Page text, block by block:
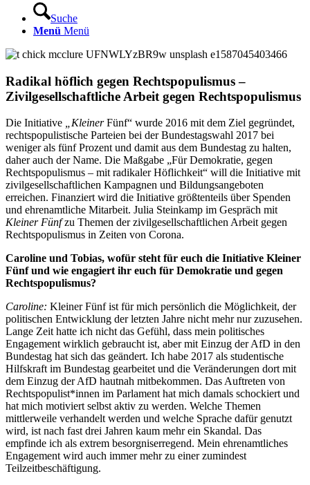
Suche
Menü Menü
Radikal höflich gegen Rechtspopulismus –
Zivilgesellschaftliche Arbeit gegen Rechtspopulismus
Die Initiative „KleinerFünf“ wurde 2016 mit dem Ziel gegründet,
rechtspopulistische Parteien bei der Bundestagswahl 2017 bei
weniger als fünf Prozent und damit aus dem Bundestag zu halten,
daher auch der Name. Die Maßgabe „Für Demokratie, gegen
Rechtspopulismus – mit radikaler Höflichkeit“ will die Initiative mit
zivilgesellschaftlichen Kampagnen und Bildungsangeboten
erreichen. Finanziert wird die Initiative größtenteils über Spenden
und ehrenamtliche Mitarbeit. Julia Steinkamp im Gespräch mit
Kleiner Fünfzu Themen der zivilgesellschaftlichen Arbeit gegen
Rechtspopulismus in Zeiten von Corona.
Caroline und Tobias, wofür steht für euch die Initiative Kleiner
Fünf und wie engagiert ihr euch für Demokratie und gegen
Rechtspopulismus?
Caroline: Kleiner Fünf ist für mich persönlich die Möglichkeit, der
politischen Entwicklung der letzten Jahre nicht mehr nur zuzusehen.
Lange Zeit hatte ich nicht das Gefühl, dass mein politisches
Engagement wirklich gebraucht ist, aber mit Einzug der AfD in den
Bundestag hat sich das geändert. Ich habe 2017 als studentische
Hilfskraft im Bundestag gearbeitet und die Veränderungen dort mit
dem Einzug der AfD hautnah mitbekommen. Das Auftreten von
Rechtspopulist*innen im Parlament hat mich damals schockiert und
hat mich motiviert selbst aktiv zu werden. Welche Themen
mittlerweile verhandelt werden und welche Sprache dafür genutzt
wird, ist nach fast drei Jahren kaum mehr ein Skandal. Das
empfinde ich als extrem besorgniserregend. Mein ehrenamtliches
Engagement wird auch immer mehr zu einer zumindest
Teilzeitbeschäftigung.